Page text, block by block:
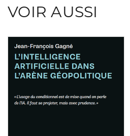
VOIR AUSSI